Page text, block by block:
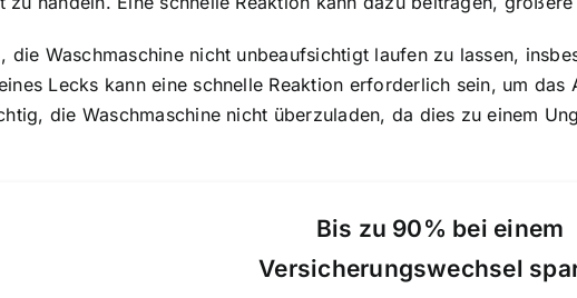
die Waschmaschine nicht unbeaufsichtigt laufen zu lassen,
Lecks kann eine schnelle Reaktion erforderlich sein, um
die Waschmaschine nicht überzuladen, da dies zu einem
Bis zu 90% bei einem
Versicherungswechsel